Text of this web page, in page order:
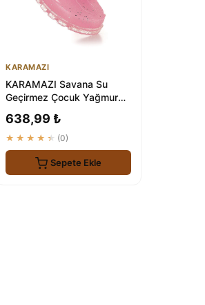
KARAMAZI
KARAMAZI Savana Su
Geçirmez Çocuk Yağmur
638,99 ₺
★★★★★ (0)
Sepete Ekle